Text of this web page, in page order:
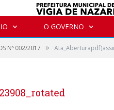
O GOVERNO
Nº 002/2017 »